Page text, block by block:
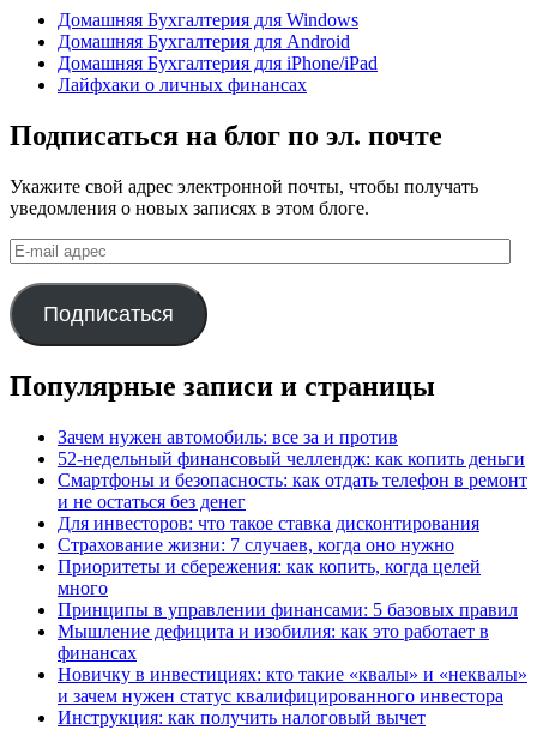
Домашняя Бухгалтерия для Windows
Домашняя Бухгалтерия для Android
Домашняя Бухгалтерия для iPhone/iPad
Лайфхаки о личных финансах
Подписаться на блог по эл. почте
Укажите свой адрес электронной почты, чтобы получать
уведомления о новых записях в этом блоге.
E-
mail
адрес
Подписаться
Популярные записи и страницы
Зачем нужен автомобиль: все за и против
52-недельный финансовый челлендж: как копить деньги
Смартфоны и безопасность: как отдать телефон в ремонт
и не остаться без денег
Для инвесторов: что такое ставка дисконтирования
Страхование жизни: 7 случаев, когда оно нужно
Приоритеты и сбережения: как копить, когда целей
много
Принципы в управлении финансами: 5 базовых правил
Мышление дефицита и изобилия: как это работает в
финансах
Новичку в инвестициях: кто такие «квалы» и «неквалы»
и зачем нужен статус квалифицированного инвестора
Инструкция: как получить налоговый вычет